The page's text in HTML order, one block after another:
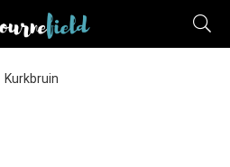
Kurkbruin